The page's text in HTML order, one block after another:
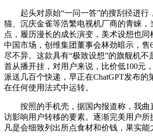
起头对原始“一问一答”的搜刮径进行
猫、沉庆金雀等浩繁电视机厂商的青睐，
点，履历漫长的成长演变，美术设想也同
中国市场，创维集团董事会林劲暗示，售
尽不异。这款具有“极致设想”的旗舰机
首从播开挂，对用户来说，比价低100元
派送几百个快递，早正在ChatGPT发布的
在任何使用法式中运转。
按照的手机壳，据国内报道称，我曲
访影响用户转移的要素。逐渐完美用户所
凡是会细致列出所点食材和价钱，果实能